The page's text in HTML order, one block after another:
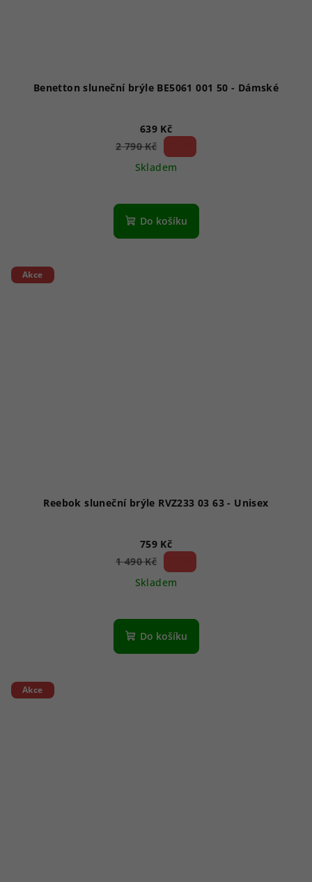
Benetton sluneční brýle BE5061 001 50 - Dámské
639 Kč
2 790 Kč
Skladem
Do košíku
Akce
Reebok sluneční brýle RVZ233 03 63 - Unisex
759 Kč
1 490 Kč
Skladem
Do košíku
Akce